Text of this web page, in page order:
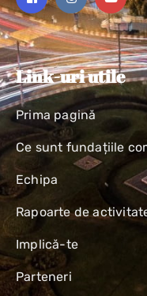
Link-uri utile
Prima pagină
Ce sunt fundațiile
Echipa
Rapoarte de
Implică-te
Parteneri